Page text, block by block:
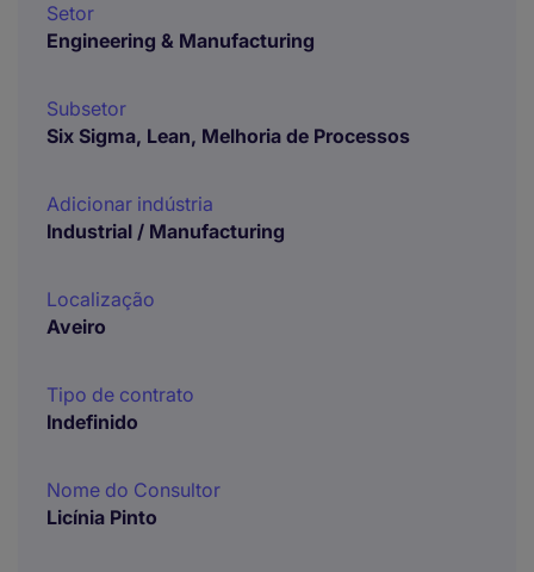
Setor
Engineering & Manufacturing
Subsetor
Six Sigma, Lean, Melhoria de Processos
Adicionar indústria
Industrial / Manufacturing
Localização
Aveiro
Tipo de contrato
Indefinido
Nome do Consultor
Licínia Pinto